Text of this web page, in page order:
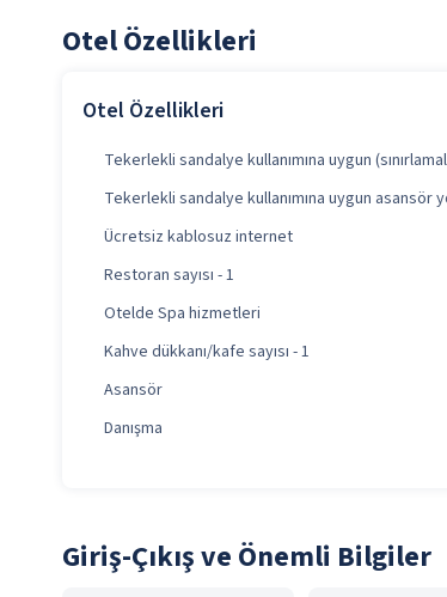
Otel Özellikleri
Otel Özellikleri
Tekerlekli sandalye kullanımına uygun
Tekerlekli sandalye kullanımına uygun asansör
Ücretsiz kablosuz internet
Restoran sayısı - 1
Otelde Spa hizmetleri
Kahve dükkanı/kafe sayısı - 1
Asansör
Danışma
Giriş-Çıkış ve Önemli Bilgiler